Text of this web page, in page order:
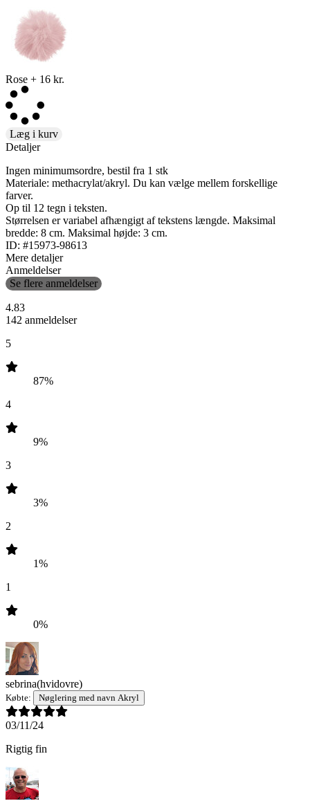
Rose + 16 kr.
Læg i kurv
Detaljer
Ingen minimumsordre, bestil fra 1 stk
Materiale: methacrylat/akryl. Du kan vælge mellem forskellige
farver.
Op til 12 tegn i teksten.
Størrelsen er variabel afhængigt af tekstens længde. Maksimal
bredde: 8 cm. Maksimal højde: 3 cm.
ID: #15973-98613
Mere detaljer
Anmeldelser
Se flere anmeldelser
4.83
142 anmeldelser
5
87%
4
9%
3
3%
2
1%
1
0%
sebrina(hvidovre)
Købte: Nøglering med navn Akryl
03/11/24
Rigtig fin